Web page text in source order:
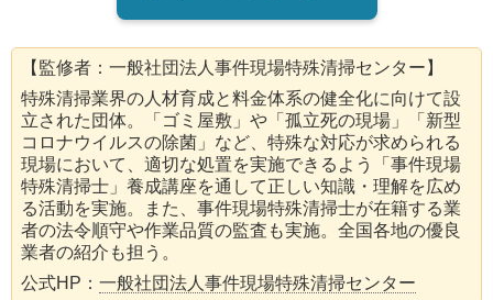
【監修者：一般社団法人事件現場特殊清掃センター】
特殊清掃業界の人材育成と料金体系の健全化に向けて設
立された団体。「ゴミ屋敷」や「孤立死の現場」「新型
コロナウイルスの除菌」など、特殊な対応が求められる
現場において、適切な処置を実施できるよう「事件現場
特殊清掃士」養成講座を通して正しい知識・理解を広め
る活動を実施。また、事件現場特殊清掃士が在籍する業
者の法令順守や作業品質の監査も実施。全国各地の優良
業者の紹介も担う。
公式HP： 一般社団法人事件現場特殊清掃センター